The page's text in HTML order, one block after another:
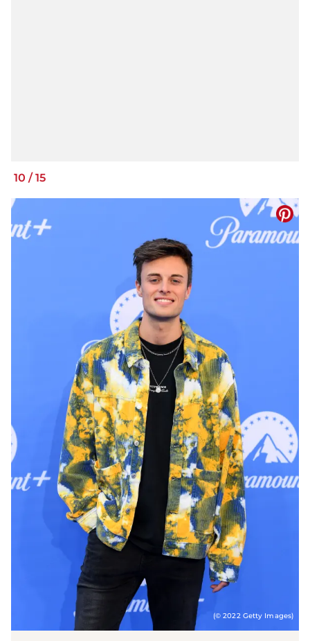
10 / 15
(© 2022 Getty Images)